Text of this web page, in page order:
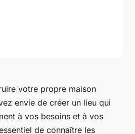
votre propre maison
envie de créer un lieu qui
à vos besoins et à vos
de connaître les